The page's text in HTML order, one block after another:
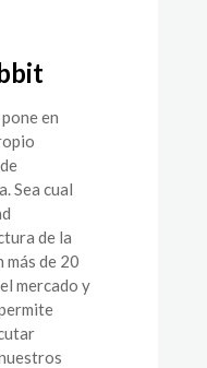
en
Sea cual
de la
más de 20
mercado y